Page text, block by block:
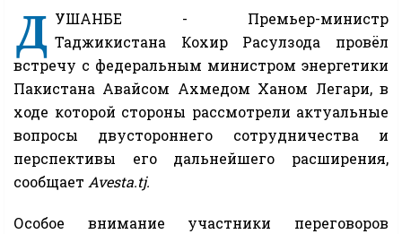
Д УШАНБЕ - Премьер-министр
Таджикистана Кохир Расулзода провёл
встречу с федеральным министром энергетики
Пакистана Авайсом Ахмедом Ханом Легари, в
ходе которой стороны рассмотрели актуальные
вопросы двустороннего сотрудничества и
перспективы его дальнейшего расширения,
сообщает Avesta.tj.
Особое внимание участники переговоров